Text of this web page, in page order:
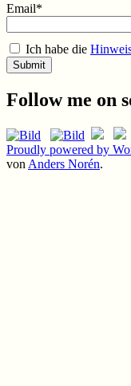
Email*
Ich habe die
Follow me on
Proudly powered by
von Anders Norén.